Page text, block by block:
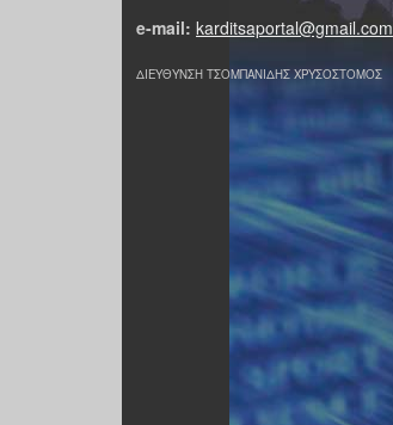
e-mail: karditsaportal@gmail.com
ΔΙΕΥΘΥΝΣΗ ΤΣΟΜΠΑΝΙΔΗΣ ΧΡΥΣΟΣΤΟΜΟΣ